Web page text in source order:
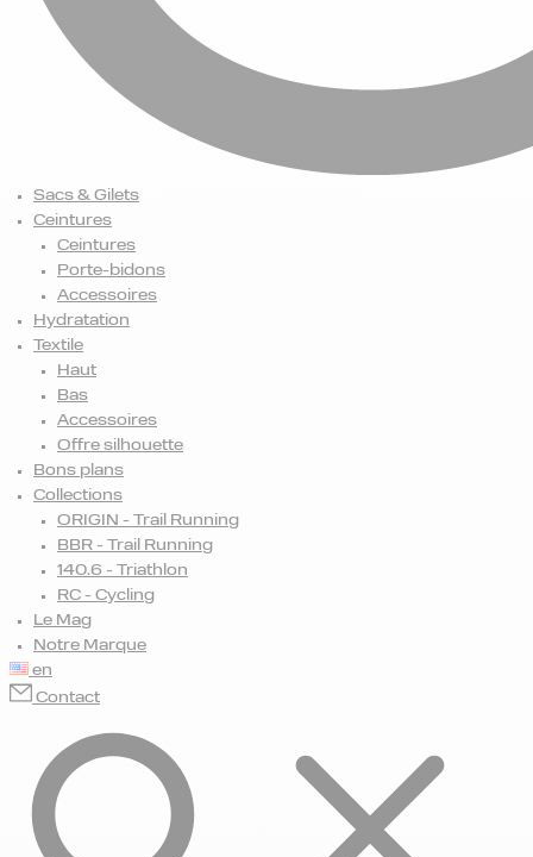
Sacs & Gilets
Ceintures
Ceintures
Porte-bidons
Accessoires
Hydratation
Textile
Haut
Bas
Accessoires
Offre silhouette
Bons plans
Collections
ORIGIN - Trail Running
BBR - Trail Running
140.6 - Triathlon
RC - Cycling
Le Mag
Notre Marque
en
Contact